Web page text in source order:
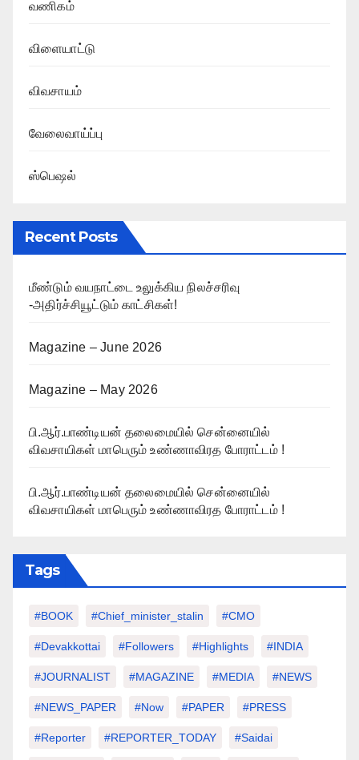
வணிகம்
விளையாட்டு
விவசாயம்
வேலைவாய்ப்பு
ஸ்பெஷல்
Recent Posts
மீண்டும் வயநாட்டை உலுக்கிய நிலச்சரிவு
-அதிர்ச்சியூட்டும் காட்சிகள்!
Magazine – June 2026
Magazine – May 2026
பி.ஆர்.பாண்டியன் தலைமையில் சென்னையில்
விவசாயிகள் மாபெரும் உண்ணாவிரத போராட்டம் !
பி.ஆர்.பாண்டியன் தலைமையில் சென்னையில்
விவசாயிகள் மாபெரும் உண்ணாவிரத போராட்டம் !
Tags
#BOOK #chief_minister_stalin #CMO
#devakkottai #followers #highlights #INDIA
#JOURNALIST #MAGAZINE #MEDIA #NEWS
#NEWS_PAPER #Now #PAPER #PRESS
#Reporter #REPORTER_TODAY #saidai